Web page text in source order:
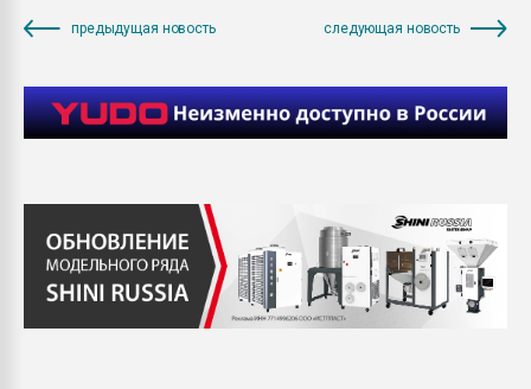
предыдущая новость следующая новость